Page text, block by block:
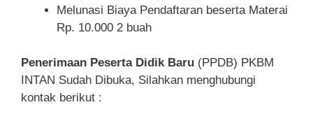
Melunasi Biaya Pendaftaran beserta Materai
Rp. 10.000 2 buah
Penerimaan Peserta Didik Baru (PPDB) PKBM
INTAN Sudah Dibuka, Silahkan menghubungi
kontak berikut :